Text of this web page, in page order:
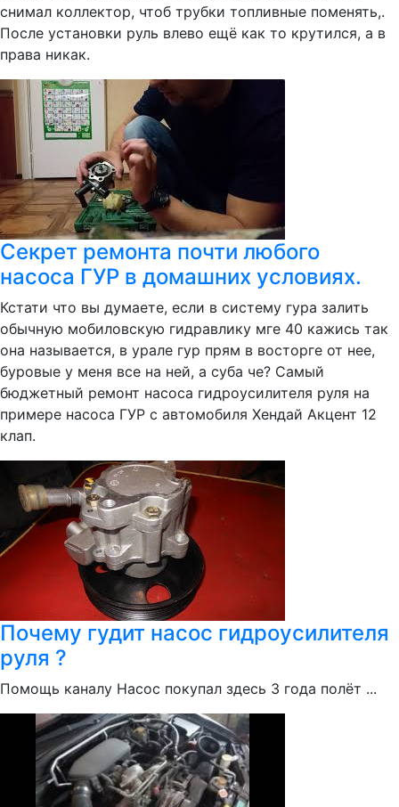
снимал коллектор, чтоб трубки топливные поменять,.
После установки руль влево ещё как то крутился, а в
права никак.
Секрет ремонта почти любого
насоса ГУР в домашних условиях.
Кстати что вы думаете, если в систему гура залить
обычную мобиловскую гидравлику мге 40 кажись так
она называется, в урале гур прям в восторге от нее,
буровые у меня все на ней, а суба че? Самый
бюджетный ремонт насоса гидроусилителя руля на
примере насоса ГУР с автомобиля Хендай Акцент 12
клап.
Почему гудит насос гидроусилителя
руля ?
Помощь каналу Насос покупал здесь 3 года полёт ...